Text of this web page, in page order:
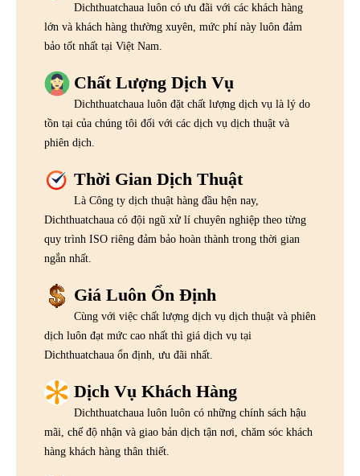
Dichthuatchaua luôn có ưu đãi với các khách hàng
lớn và khách hàng thường xuyên, mức phí này luôn đảm
bảo tốt nhất tại Việt Nam.
Chất Lượng Dịch Vụ
Dichthuatchaua luôn đặt chất lượng dịch vụ là lý do
tồn tại của chúng tôi đối với các dịch vụ dịch thuật và
phiên dịch.
Thời Gian Dịch Thuật
Là Công ty dịch thuật hàng đầu hện nay,
Dichthuatchaua có đội ngũ xử lí chuyên nghiệp theo từng
quy trình ISO riêng đảm bảo hoàn thành trong thời gian
ngắn nhất.
Giá Luôn Ổn Định
Cùng với việc chất lượng dịch vụ dịch thuật và phiên
dịch luôn đạt mức cao nhất thì giá dịch vụ tại
Dichthuatchaua ổn định, ưu đãi nhất.
Dịch Vụ Khách Hàng
Dichthuatchaua luôn luôn có những chính sách hậu
mãi, chế độ nhận và giao bản dịch tận nơi, chăm sóc khách
hàng khách hàng thân thiết.